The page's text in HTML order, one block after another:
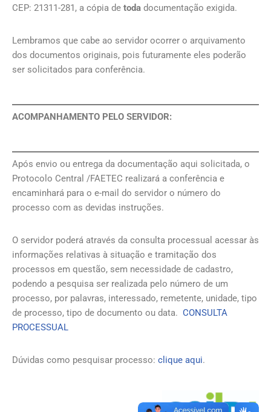
CEP: 21311-281, a cópia de toda documentação exigida.
Lembramos que cabe ao servidor ocorrer o arquivamento
dos documentos originais, pois futuramente eles poderão
ser solicitados para conferência.
ACOMPANHAMENTO PELO SERVIDOR:
Após envio ou entrega da documentação aqui solicitada, o
Protocolo Central /FAETEC realizará a conferência e
encaminhará para o e-mail do servidor o número do
processo com as devidas instruções.
O servidor poderá através da consulta processual acessar às
informações relativas à situação e tramitação dos
processos em questão, sem necessidade de cadastro,
podendo a pesquisa ser realizada pelo número de um
processo, por palavras, interessado, remetente, unidade, tipo
de processo, tipo de documento ou data. CONSULTA
PROCESSUAL
Dúvidas como pesquisar processo: clique aqui.